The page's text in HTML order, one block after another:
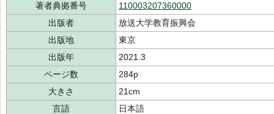
著者典拠番号
110003207360000
出版者
放送大学教育振興会
出版地
東京
出版年
2021.3
ページ数
284p
大きさ
21cm
言語
日本語